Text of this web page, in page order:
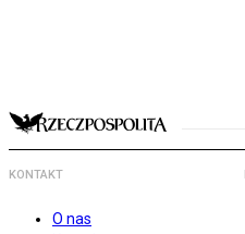
KONTAKT
O nas